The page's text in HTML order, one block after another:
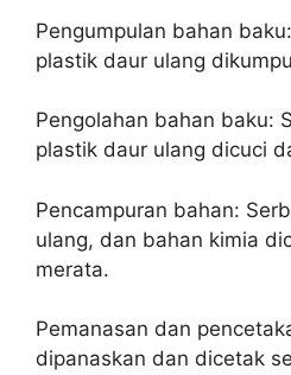
Pengumpulan bahan
plastik daur ulang
Pengolahan bahan baku:
plastik daur ulang dicuci
Pencampuran bahan:
ulang, dan bahan kimia
merata.
Pemanasan dan
dipanaskan dan dicetak